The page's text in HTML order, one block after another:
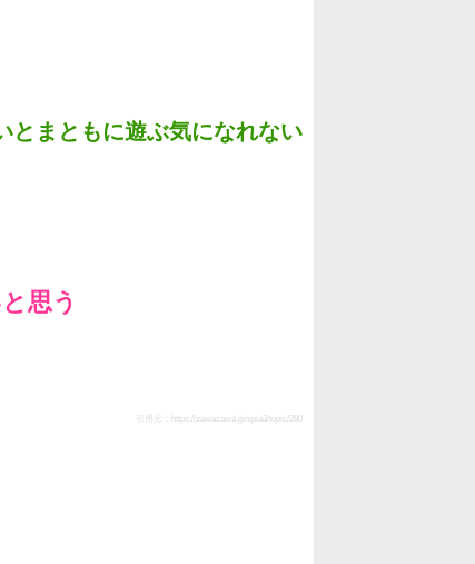
とまともに遊ぶ気になれない
思う
引用元： https://zawazawa.jp/spla3/topic/280